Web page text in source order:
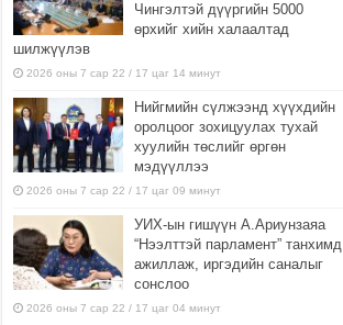
Чингэлтэй дүүргийн 5000
өрхийг хийн халаалтад
шилжүүлэв
2026 оны 7 сар 22 / 17 цаг 14 минут
Нийгмийн сүлжээнд хүүхдийн
оролцоог зохицуулах тухай
хуулийн төслийг өргөн
мэдүүллээ
2026 оны 7 сар 22 / 17 цаг 09 минут
УИХ-ын гишүүн А.Ариунзаяа
“Нээлттэй парламент” танхимд
ажиллаж, иргэдийн саналыг
сонслоо
2026 оны 7 сар 22 / 17 цаг 04 минут